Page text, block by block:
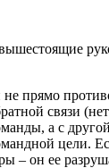
не прямо
связи
а с
цели.
– он ее